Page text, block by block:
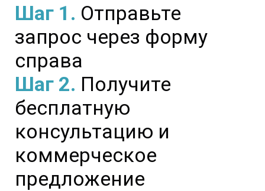
Шаг 1. Отправьте
запрос через форму
справа
Шаг 2. Получите
бесплатную
консультацию и
коммерческое
предложение